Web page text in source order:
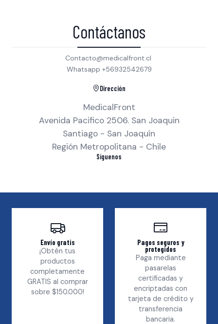
Contáctanos
Contacto@medicalfront.cl
Whatsapp +56932542679
Dirección
MedicalFront
Avenida Pacifico 2506. San Joaquin
Santiago - San Joaquín
Región Metropolitana - Chile
Síguenos
Envío gratis
¡Obtén tus
productos
completamente
GRATIS al comprar
sobre $150.000!
Pagos seguros y
protegidos
Paga mediante
pasarelas
certificadas y
encriptadas con
tarjeta de crédito y
transferencia
bancaria.